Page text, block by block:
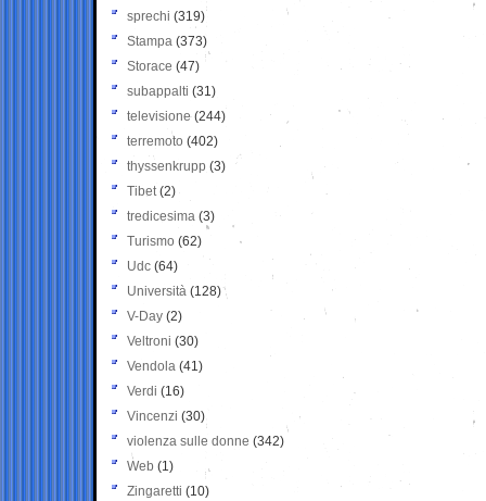
sprechi (319)
Stampa (373)
Storace (47)
subappalti (31)
televisione(244)
terremoto (402)
thyssenkrupp (3)
Tibet(2)
tredicesima (3)
Turismo (62)
Udc (64)
Università (128)
V-Day (2)
Veltroni (30)
Vendola (41)
Verdi (16)
Vincenzi (30)
violenza sulle donne (342)
Web (1)
Zingaretti (10)